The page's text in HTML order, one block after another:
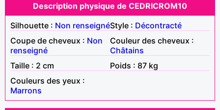
Description physique de CEDRICROM10
Silhouette : Non renseignéStyle : Décontracté
Coupe de cheveux : Non
renseigné
Couleur des cheveux :
Châtains
Taille : 2 cm
Poids : 87 kg
Couleurs des yeux :
Marrons